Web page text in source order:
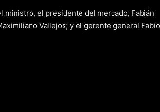
ministro, el presidente del mercado, Fabián
Vallejos; y el gerente general Fabio